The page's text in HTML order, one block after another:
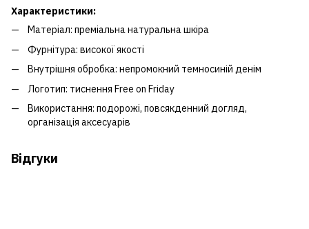
Характеристики:
Матеріал: преміальна натуральна шкіра
Фурнітура: високої якості
Внутрішня обробка: непромокний темносиній денім
Логотип: тиснення Free on Friday
Використання: подорожі, повсякденний догляд,
організація аксесуарів
Відгуки